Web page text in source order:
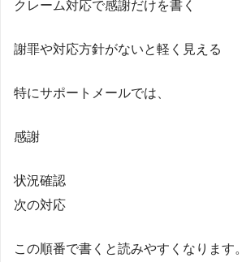
クレーム対応で感謝だけを書く
謝罪や対応方針がないと軽く見える
特にサポートメールでは、
感謝
状況確認
次の対応
この順番で書くと読みやすくなります。